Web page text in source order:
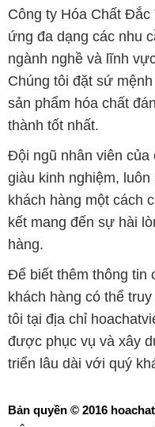
Công ty Hóa Chất
ứng đa dạng các nhu
ngành nghề và lĩnh
Chúng tôi đặt sứ
sản phẩm hóa chất
thành tốt nhất.
Đội ngũ nhân viên của
giàu kinh nghiệm,
khách hàng một cách
kết mang đến sự hài
hàng.
Để biết thêm thông tin
khách hàng có thể
tôi tại địa chỉ
được phục vụ và xây
triển lâu dài với quý
Bản quyền © 2016